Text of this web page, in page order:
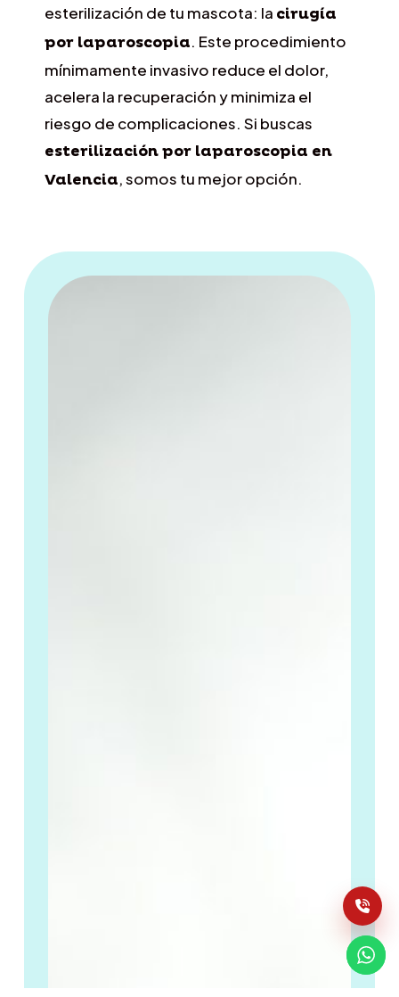
esterilización de tu mascota: la cirugía
por laparoscopia. Este procedimiento
mínimamente invasivo reduce el dolor,
acelera la recuperación y minimiza el
riesgo de complicaciones. Si buscas
esterilización por laparoscopia en
Valencia, somos tu mejor opción.